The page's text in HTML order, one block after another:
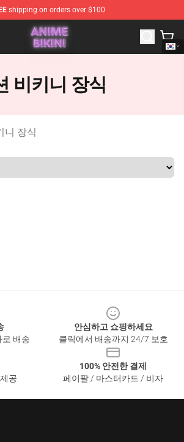
shipping on orders over $100
- The Best Store of Anime Bikini
비키니 장식
니 장식
배송
안심하고 쇼핑하세요
클릭에서 배송까지 24/7 보호
공
100% 안전한 결제
페이팔 / 마스터카드 / 비자